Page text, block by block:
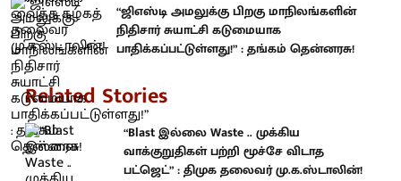
“ஜிஎஸ்டி அமலுக்கு பிறகு மாநிலங்களின்
நிதிசார் சுயாட்சி கடுமையாக
பாதிக்கப்பட்டுள்ளது!” : தங்கம் தென்னரசு!
Related Stories
“Blast இல்லை Waste .. முக்கிய
வாக்குறுதிகள் பற்றி மூச்சே விடாத
பட்ஜெட்” : திமுக தலைவர் மு.க.ஸ்டாலின்!